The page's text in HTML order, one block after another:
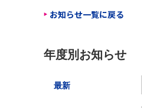
お知らせ一覧に戻る
年度別お知らせ
最新